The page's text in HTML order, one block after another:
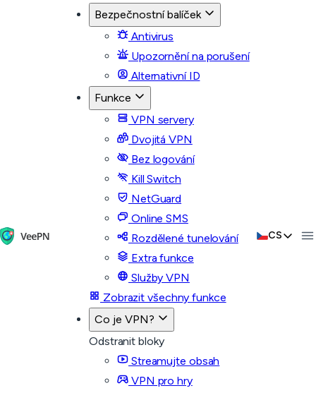
Bezpečnostní balíček
Antivirus
Upozornění na porušení
Alternativní ID
Funkce
VPN servery
Dvojitá VPN
Bez logování
Kill Switch
NetGuard
Online SMS
Rozdělené tunelování
Extra funkce
Služby VPN
Zobrazit všechny funkce
Co je VPN?
Odstranit bloky
Streamujte obsah
VPN pro hry
CS